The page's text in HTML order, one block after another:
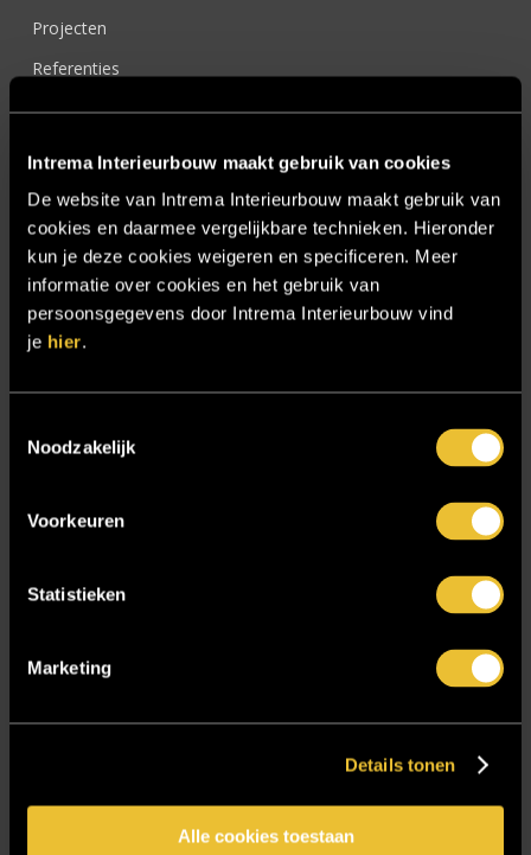
Intrema Interieurbouw maakt gebruik van cookies
De website van Intrema Interieurbouw maakt gebruik van
cookies en daarmee vergelijkbare technieken. Hieronder
kun je deze cookies weigeren en specificeren. Meer
informatie over cookies en het gebruik van
persoonsgegevens door Intrema Interieurbouw vind
je hier.
Noodzakelijk
Voorkeuren
Statistieken
Marketing
Details tonen
Alle cookies toestaan
Projecten
Referenties
Samenwerken
Showroom
SIDN
Trebbe MiddenWest
TV lift
Twentsch Hooratelier
Vacature Allround monteur interieurbouwer